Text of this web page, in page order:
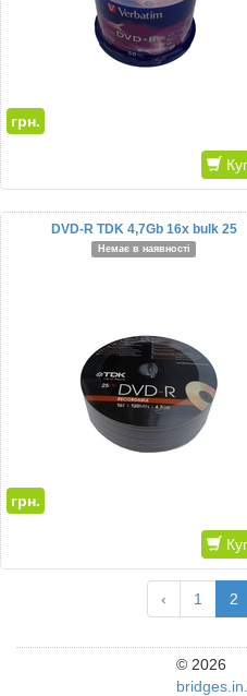
грн.
DVD-R TDK 4,7Gb 16x bulk 25
Немає в наявності
грн.
‹ 1 2
© 2026